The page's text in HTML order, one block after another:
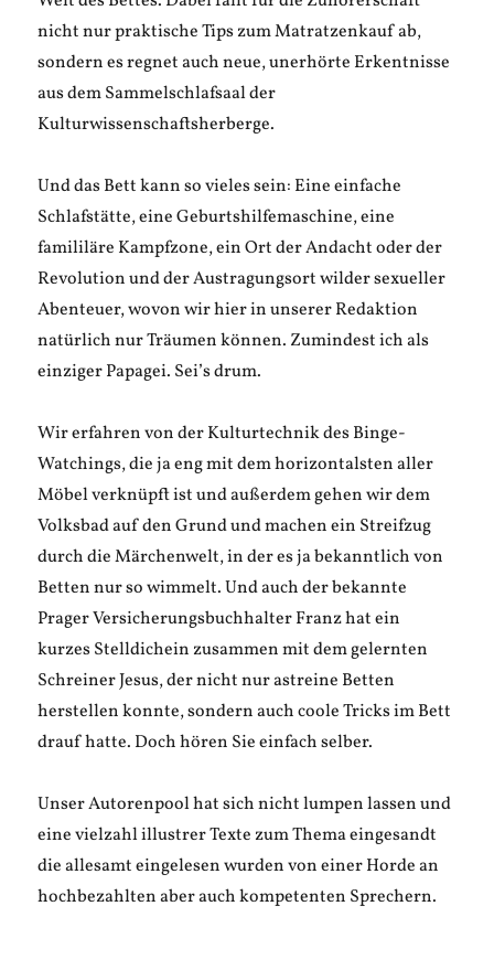
nicht nur praktische Tips zum Matratzenkauf ab,
sondern es regnet auch neue, unerhörte Erkentnisse
aus dem Sammelschlafsaal der
Kulturwissenschaftsherberge.
Und das Bett kann so vieles sein: Eine einfache
Schlafstätte, eine Geburtshilfemaschine, eine
famililäre Kampfzone, ein Ort der Andacht oder der
Revolution und der Austragungsort wilder sexueller
Abenteuer, wovon wir hier in unserer Redaktion
natürlich nur Träumen können. Zumindest ich als
einziger Papagei. Sei’s drum.
Wir erfahren von der Kulturtechnik des Binge-
Watchings, die ja eng mit dem horizontalsten aller
Möbel verknüpft ist und außerdem gehen wir dem
Volksbad auf den Grund und machen ein Streifzug
durch die Märchenwelt, in der es ja bekanntlich von
Betten nur so wimmelt. Und auch der bekannte
Prager Versicherungsbuchhalter Franz hat ein
kurzes Stelldichein zusammen mit dem gelernten
Schreiner Jesus, der nicht nur astreine Betten
herstellen konnte, sondern auch coole Tricks im Bett
drauf hatte. Doch hören Sie einfach selber.
Unser Autorenpool hat sich nicht lumpen lassen und
eine vielzahl illustrer Texte zum Thema eingesandt
die allesamt eingelesen wurden von einer Horde an
hochbezahlten aber auch kompetenten Sprechern.